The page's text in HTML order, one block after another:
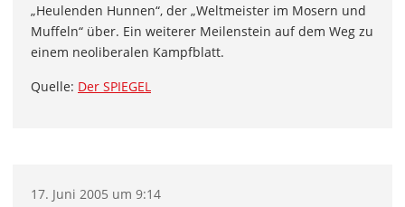
„Heulenden Hunnen“, der „Weltmeister im Mosern und
Muffeln“ über. Ein weiterer Meilenstein auf dem Weg zu
einem neoliberalen Kampfblatt.
Quelle: Der SPIEGEL
17. Juni 2005 um 9:14